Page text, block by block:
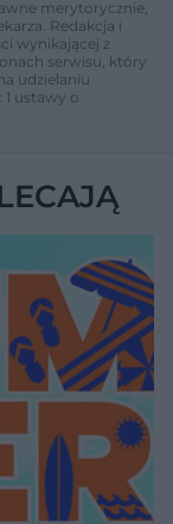
merytorycznie,
Redakcja i
wynikającej z
serwisu, który
udzielaniu
ustawy o